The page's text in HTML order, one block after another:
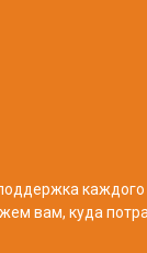
вам, куда